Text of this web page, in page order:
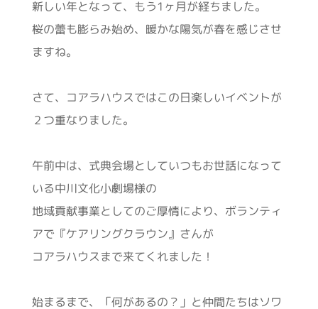
新しい年となって、もう1ヶ月が経ちました。
桜の蕾も膨らみ始め、暖かな陽気が春を感じさせ
ますね。
さて、コアラハウスではこの日楽しいイベントが
２つ重なりました。
午前中は、式典会場としていつもお世話になって
いる中川文化小劇場様の
地域貢献事業としてのご厚情により、ボランティ
アで『ケアリングクラウン』さんが
コアラハウスまで来てくれました！
始まるまで、「何があるの？」と仲間たちはソワ